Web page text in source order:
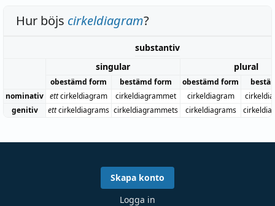
Hur böjs cirkeldiagram?
substantiv
singular
plural
obestämd form bestämd form obestämd form
nominativ ettcirkeldiagram cirkeldiagrammet cirkeldiagram
genitiv
ettcirkeldiagrams cirkeldiagrammets cirkeldiagrams
Skapa konto
Logga in